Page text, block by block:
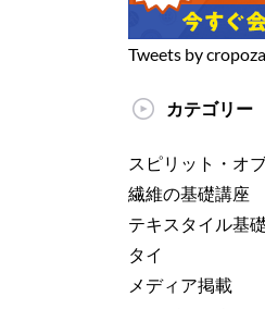
Tweets by
カテゴリー
スピリット・オ
繊維の基礎講座
テキスタイル基
タイ
メディア掲載